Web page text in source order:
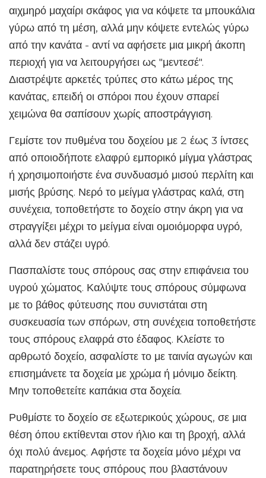
αιχμηρό μαχαίρι σκάφος για να κόψετε τα μπουκάλια
γύρω από τη μέση, αλλά μην κόψετε εντελώς γύρω
από την κανάτα - αντί να αφήσετε μια μικρή άκοπη
περιοχή για να λειτουργήσει ως "μεντεσέ".
Διαστρέψτε αρκετές τρύπες στο κάτω μέρος της
κανάτας, επειδή οι σπόροι που έχουν σπαρεί
χειμώνα θα σαπίσουν χωρίς αποστράγγιση.
Γεμίστε τον πυθμένα του δοχείου με 2 έως 3 ίντσες
από οποιοδήποτε ελαφρύ εμπορικό μίγμα γλάστρας
ή χρησιμοποιήστε ένα συνδυασμό μισού περλίτη και
μισής βρύσης. Νερό το μείγμα γλάστρας καλά, στη
συνέχεια, τοποθετήστε το δοχείο στην άκρη για να
στραγγίξει μέχρι το μείγμα είναι ομοιόμορφα υγρό,
αλλά δεν στάζει υγρό.
Πασπαλίστε τους σπόρους σας στην επιφάνεια του
υγρού χώματος. Καλύψτε τους σπόρους σύμφωνα
με το βάθος φύτευσης που συνιστάται στη
συσκευασία των σπόρων, στη συνέχεια τοποθετήστε
τους σπόρους ελαφρά στο έδαφος. Κλείστε το
αρθρωτό δοχείο, ασφαλίστε το με ταινία αγωγών και
επισημάνετε τα δοχεία με χρώμα ή μόνιμο δείκτη.
Μην τοποθετείτε καπάκια στα δοχεία.
Ρυθμίστε το δοχείο σε εξωτερικούς χώρους, σε μια
θέση όπου εκτίθενται στον ήλιο και τη βροχή, αλλά
όχι πολύ άνεμος. Αφήστε τα δοχεία μόνο μέχρι να
παρατηρήσετε τους σπόρους που βλαστάνουν